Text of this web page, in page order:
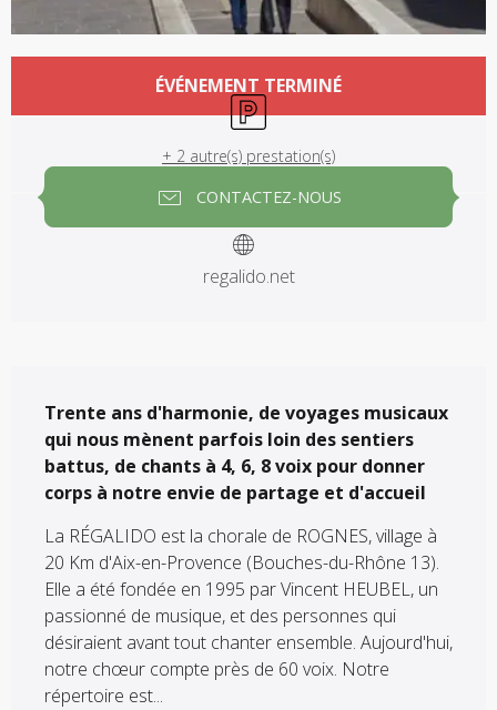
Ouverture et coordonnées
ÉVÉNEMENT TERMINÉ
Parking
+ 2 autre(s) prestation(s)
CONTACTEZ-NOUS
regalido.net
Trente ans d'harmonie, de voyages musicaux
qui nous mènent parfois loin des sentiers
battus, de chants à 4, 6, 8 voix pour donner
corps à notre envie de partage et d'accueil
La RÉGALIDO est la chorale de ROGNES, village à
20 Km d'Aix-en-Provence (Bouches-du-Rhône 13).
Elle a été fondée en 1995 par Vincent HEUBEL, un
passionné de musique, et des personnes qui
désiraient avant tout chanter ensemble. Aujourd'hui,
notre chœur compte près de 60 voix. Notre
répertoire est...